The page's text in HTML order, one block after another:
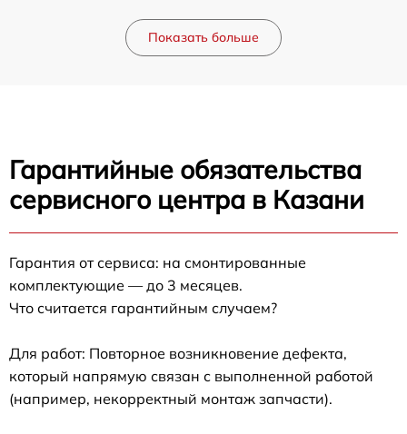
Показать больше
Гарантийные обязательства
сервисного центра в Казани
Гарантия от сервиса: на смонтированные
комплектующие — до 3 месяцев.
Что считается гарантийным случаем?
Для работ: Повторное возникновение дефекта,
который напрямую связан с выполненной работой
(например, некорректный монтаж запчасти).